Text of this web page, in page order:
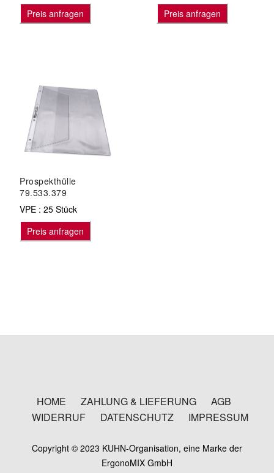
Preis anfragen
Preis anfragen
Prospekthülle
79.533.379
VPE : 25 Stück
Preis anfragen
HOME ZAHLUNG & LIEFERUNG
AGB
WIDERRUF
DATENSCHUTZ IMPRESSUM
Copyright © 2023 KUHN-Organisation, eine Marke der
ErgonoMIX GmbH